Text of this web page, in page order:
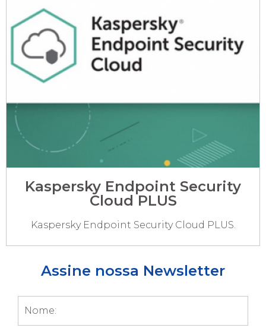
Kaspersky Endpoint Security
Cloud PLUS
Kaspersky Endpoint Security Cloud PLUS.
Assine nossa Newsletter